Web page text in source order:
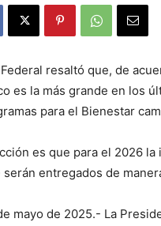
resaltó que, de
es la más grande en los
para el Bienestar
es que para el 2026
entregados de
mayo de 2025.- La